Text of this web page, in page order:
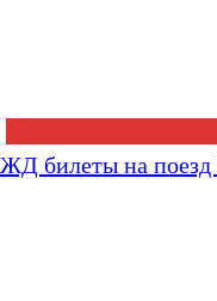
ЖД билеты на поезд